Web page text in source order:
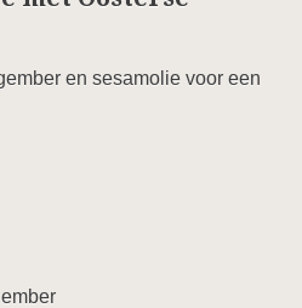
en sesamolie voor een